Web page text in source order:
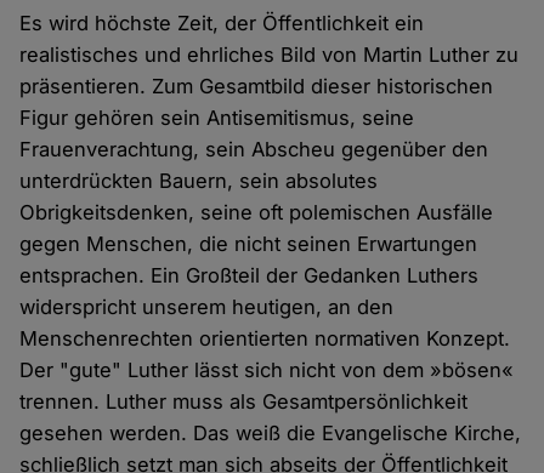
Es wird höchste Zeit, der Öffentlichkeit ein
realistisches und ehrliches Bild von Martin Luther zu
präsentieren. Zum Gesamtbild dieser historischen
Figur gehören sein Antisemitismus, seine
Frauenverachtung, sein Abscheu gegenüber den
unterdrückten Bauern, sein absolutes
Obrigkeitsdenken, seine oft polemischen Ausfälle
gegen Menschen, die nicht seinen Erwartungen
entsprachen. Ein Großteil der Gedanken Luthers
widerspricht unserem heutigen, an den
Menschenrechten orientierten normativen Konzept.
Der "gute" Luther lässt sich nicht von dem »bösen«
trennen. Luther muss als Gesamtpersönlichkeit
gesehen werden. Das weiß die Evangelische Kirche,
schließlich setzt man sich abseits der Öffentlichkeit